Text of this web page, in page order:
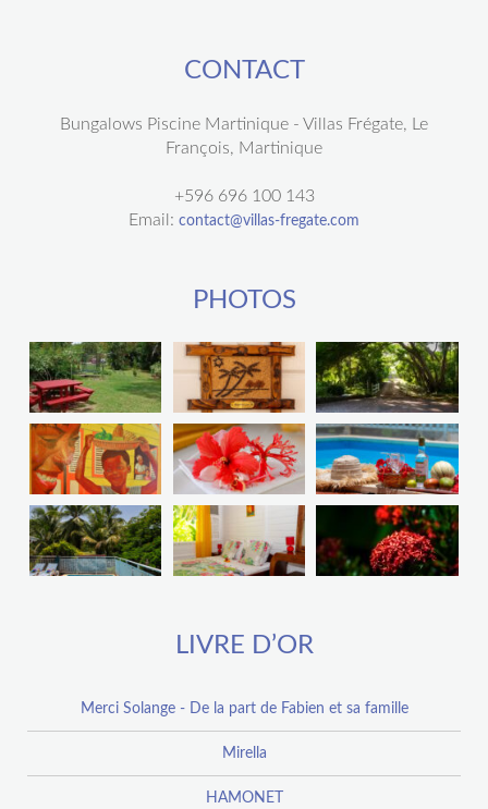
CONTACT
Bungalows Piscine Martinique - Villas Frégate, Le
François, Martinique
+596 696 100 143
Email: contact@villas-fregate.com
PHOTOS
LIVRE D’OR
Merci Solange - De la part de Fabien et sa famille
Mirella
HAMONET